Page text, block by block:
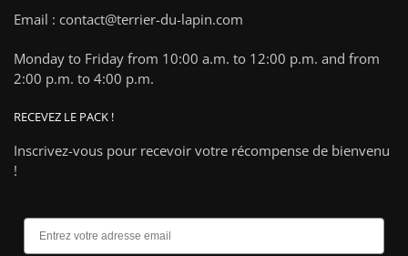
Email : contact@terrier-du-lapin.com
Monday to Friday from 10:00 a.m. to 12:00 p.m. and from
2:00 p.m. to 4:00 p.m.
RECEVEZ LE PACK !
Inscrivez-vous pour recevoir votre récompense de bienvenu
!